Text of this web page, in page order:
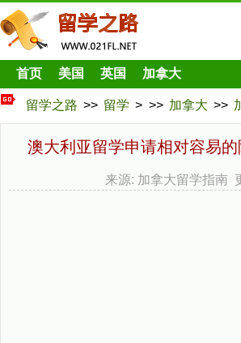
首页 美国 英国 加拿大
留学之路 >> 留学 > >> 加拿大 >>
澳大利亚留学申请相对容易的
来源: 加拿大留学指南